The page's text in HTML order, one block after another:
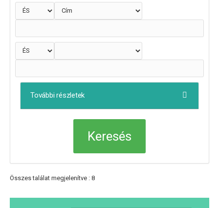
További részletek
Összes találat megjelenítve : 8